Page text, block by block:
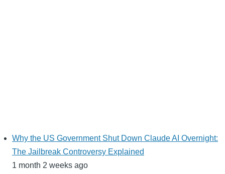
Why the US Government Shut Down Claude AI Overnight:
The Jailbreak Controversy Explained
1 month 2 weeks ago